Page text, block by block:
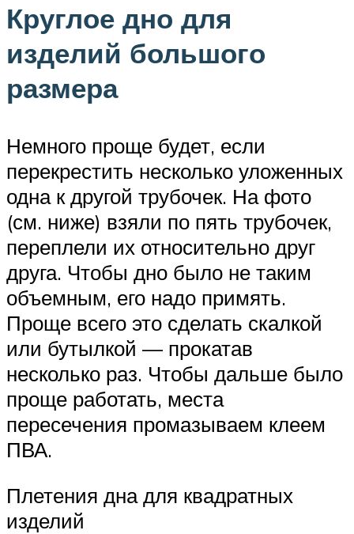
Круглое дно для
изделий большого
размера
Немного проще будет, если
перекрестить несколько уложенных
одна к другой трубочек. На фото
(см. ниже) взяли по пять трубочек,
переплели их относительно друг
друга. Чтобы дно было не таким
объемным, его надо примять.
Проще всего это сделать скалкой
или бутылкой — прокатав
несколько раз. Чтобы дальше было
проще работать, места
пересечения промазываем клеем
ПВА.
Плетения дна для квадратных
изделий